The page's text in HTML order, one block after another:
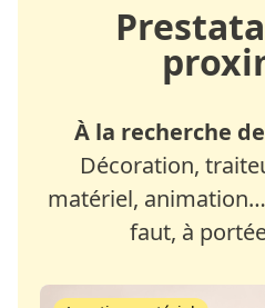
À la recherche
Décoration,
matériel,
faut, à